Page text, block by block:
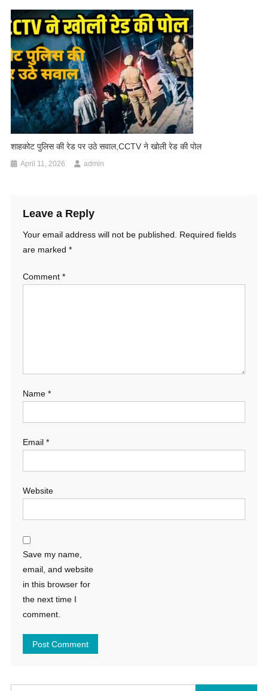
शाहकोट पुलिस की रेड पर उठे सवाल,CCTV ने खोली रेड की पोल
April 11, 2026 admin
Leave a Reply
Your email address will not be published.
Required fields
are marked *
Comment *
Name *
Email *
Website
Save my name,
email, and website
in this browser for
the next time I
comment.